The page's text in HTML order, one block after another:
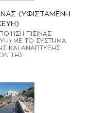
(ΥΦΙΣΤΑΜΕΝΗ
ΠΙΣΙΝΑΣ
ΜΕ ΤΟ ΣΥΣΤΗΜΑ
ΚΑΙ ΑΝΑΠΤΥΞΗΣ
ΤΗΣ...